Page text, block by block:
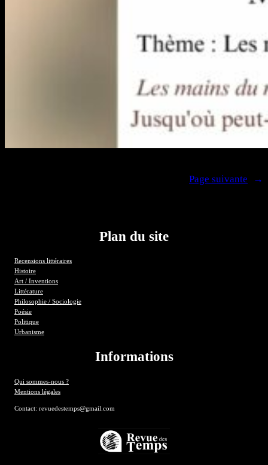
Page suivante →
Plan du site
Recensions littéraires
Histoire
Art / Inventions
Littérature
Philosophie / Sociologie
Poésie
Politique
Urbanisme
Informations
Qui sommes-nous ?
Mentions légales
Contact: revuedestemps@gmail.com